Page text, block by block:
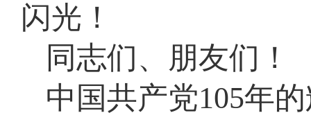
闪光！
同志们、朋友们！
中国共产党105年